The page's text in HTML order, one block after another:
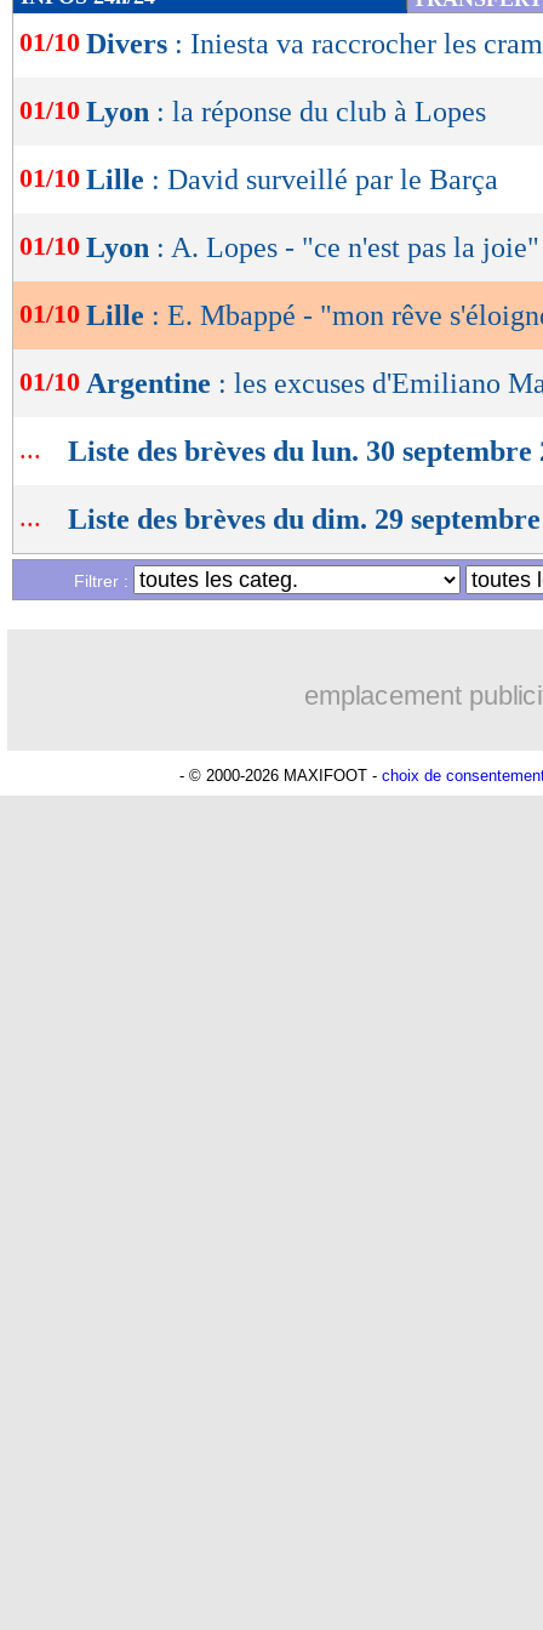
de
lecture
OK
01/10 Divers : Iniesta va raccrocher les
01/10 Lyon : la réponse du club à Lopes
01/10 Lille : David surveillé par le Barça
01/10 Lyon : A. Lopes - "ce n'est pas la joie"
01/10 Lille : E. Mbappé - "mon rêve
01/10 Argentine : les excuses d'Emiliano
... Liste des brèves du lun. 30 septembre
... Liste des brèves du dim. 29
Filtrer :
emplacement
- © 2000-2026 MAXIFOOT - choix de